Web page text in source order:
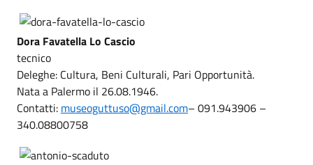
Dora Favatella Lo Cascio
tecnico
Deleghe: Cultura, Beni Culturali, Pari Opportunità.
Nata a Palermo il 26.08.1946.
Contatti: museoguttuso@gmail.com– 091.943906 –
340.08800758